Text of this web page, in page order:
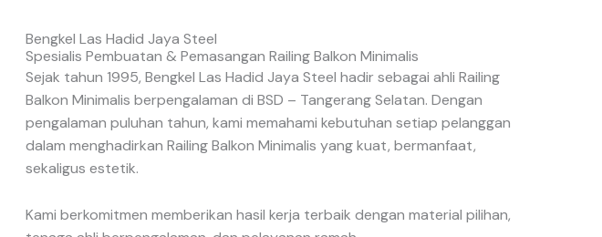
Bengkel Las Hadid Jaya Steel
Spesialis Pembuatan & Pemasangan Railing Balkon Minimalis
Sejak tahun 1995, Bengkel Las Hadid Jaya Steel hadir sebagai ahli Railing
Balkon Minimalis berpengalaman di BSD – Tangerang Selatan. Dengan
pengalaman puluhan tahun, kami memahami kebutuhan setiap pelanggan
dalam menghadirkan Railing Balkon Minimalis yang kuat, bermanfaat,
sekaligus estetik.
Kami berkomitmen memberikan hasil kerja terbaik dengan material pilihan,